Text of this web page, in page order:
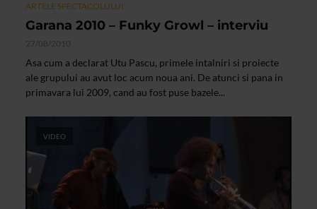
ARTELE SPECTACOLULUI
Garana 2010 – Funky Growl – interviu
27/08/2010
Asa cum a declarat Utu Pascu, primele intalniri si proiecte
ale grupului au avut loc acum noua ani. De atunci si pana in
primavara lui 2009, cand au fost puse bazele...
VIDEO